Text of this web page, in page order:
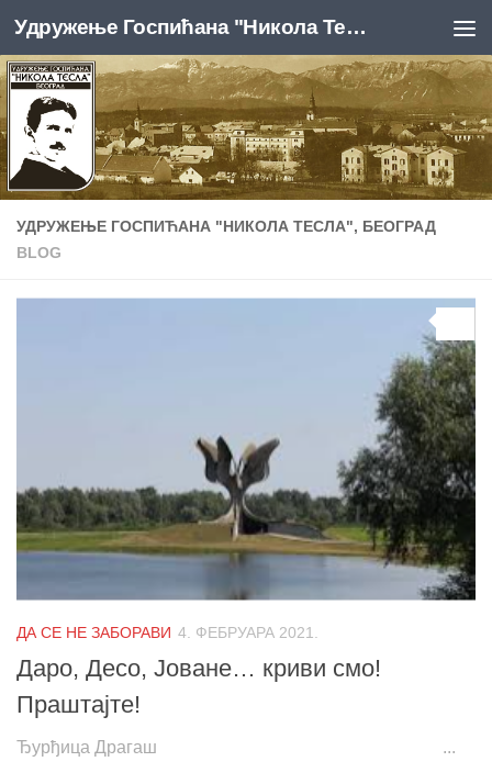
Skip to content Удружење Госпићана "Никола Тесла", Београд
УДРУЖЕЊЕ ГОСПИЋАНА "НИКОЛА ТЕСЛА", БЕОГРАД
BLOG
ДА СЕ НЕ ЗАБОРАВИ 4. ФЕБРУАРА 2021.
Даро, Десо, Јоване… криви смо!
Праштајте!
Ђурђица Драгаш ...